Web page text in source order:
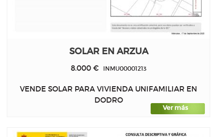
SOLAR EN ARZUA
8.000 € INMU00001213
VENDE SOLAR PARA VIVIENDA UNIFAMILIAR EN
DODRO
Ver más